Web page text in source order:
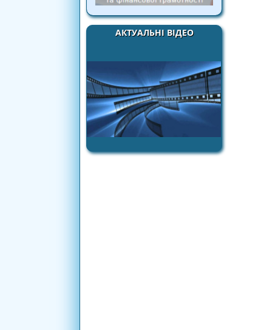
АКТУАЛЬНІ ВІДЕО